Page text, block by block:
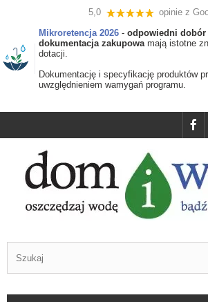
5,0
opinie z
Mikroretencja 2026 - odpowiedni dobór
dokumentacja zakupowamają istotne
dotacji.
Dokumentację i specyfikację produktów
uwzględnieniem wamygań programu.